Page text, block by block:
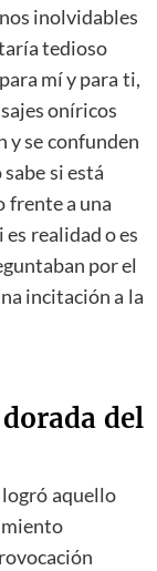
inolvidables
tedioso
mí y para ti,
oníricos
y se confunden
si está
frente a una
realidad o es
por el
incitación a la
del
logró aquello